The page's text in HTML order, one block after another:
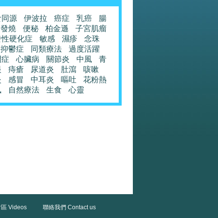
源 伊波拉 癌症 乳癌
腸
發燒
便秘 柏金遜
子宮肌瘤
硬化症
敏感 濕疹
念珠
抑鬱症
同類療法
過度活躍
心臟病 關節炎 中風
青
痔瘡 尿道炎 肚瀉
咳嗽
感冒 中耳炎 嘔吐
花粉熱
自然療法 生食 心靈
Videos 聯絡我們 Contact us